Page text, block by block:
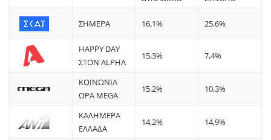
ΣΗΜΕΡΑ 16,1% 25,6%
HAPPY DAY
ΣΤΟΝ ALPHA
15,3% 7,4%
ΚΟΙΝΩΝΙΑ
ΩΡΑ MEGA
15,2% 10,3%
ΚΑΛΗΜΕΡΑ
ΕΛΛΑΔΑ
14,2% 14,9%